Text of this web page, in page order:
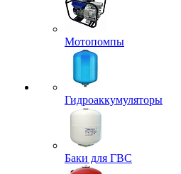
Мотопомпы
Гидроаккумуляторы
Баки для ГВС